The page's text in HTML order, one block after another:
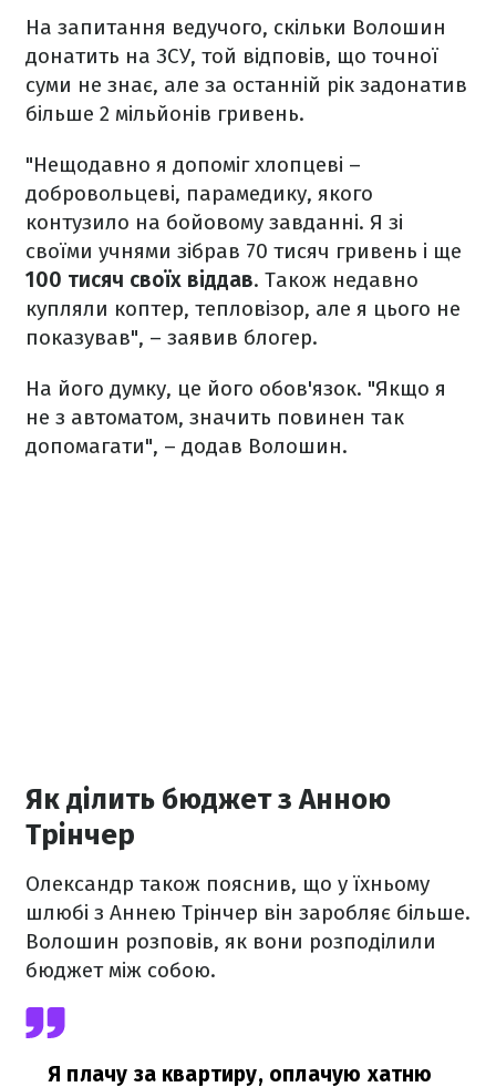
На запитання ведучого, скільки Волошин
донатить на ЗСУ, той відповів, що точної
суми не знає, але за останній рік задонатив
більше 2 мільйонів гривень.
"Нещодавно я допоміг хлопцеві –
добровольцеві, парамедику, якого
контузило на бойовому завданні. Я зі
своїми учнями зібрав 70 тисяч гривень і ще
100 тисяч своїх віддав. Також недавно
купляли коптер, тепловізор, але я цього не
показував", – заявив блогер.
На його думку, це його обов'язок. "Якщо я
не з автоматом, значить повинен так
допомагати", – додав Волошин.
Як ділить бюджет з Анною
Трінчер
Олександр також пояснив, що у їхньому
шлюбі з Аннею Трінчер він заробляє більше.
Волошин розповів, як вони розподілили
бюджет між собою.
Я плачу за квартиру, оплачую хатню